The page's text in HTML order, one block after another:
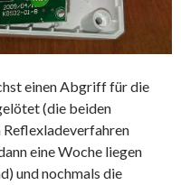
einen Abgriff für die
(die beiden
Reflexladeverfahren
eine Woche liegen
und nochmals die